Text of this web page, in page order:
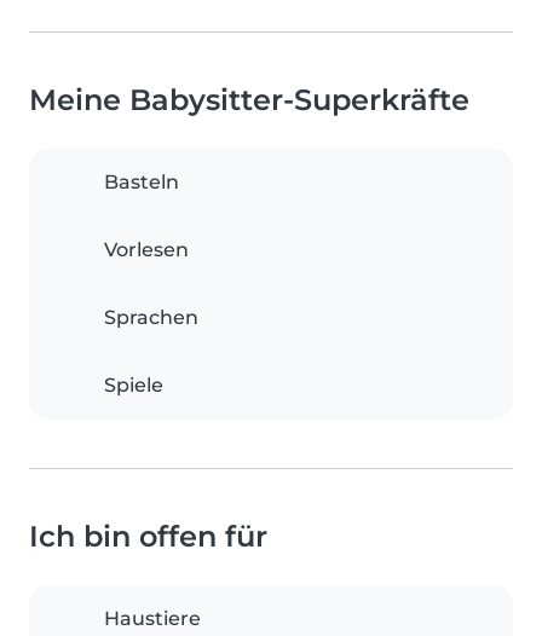
Meine Babysitter-Superkräfte
Basteln
Vorlesen
Sprachen
Spiele
Ich bin offen für
Haustiere